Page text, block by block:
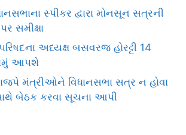
સ્પીકર દ્વારા મોનસૂન સત્રની
સમીક્ષા
અધ્યક્ષ બસવરજ હોરટ્ટી 14
આપશે
મંત્રીઓને વિધાનસભા સત્ર ન હોવા
બેઠક કરવા સૂચના આપી